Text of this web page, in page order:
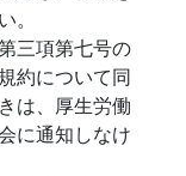
三項第七号の
約について同
は、厚生労働
に通知しなけ